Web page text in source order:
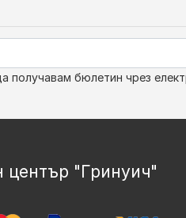
получавам бюлетин чрез
център "Гринуич"